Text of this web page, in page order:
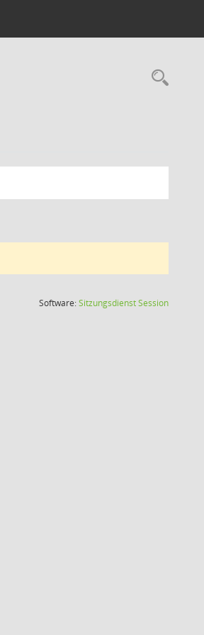
Software:SitzungsdienstSession(Wird in